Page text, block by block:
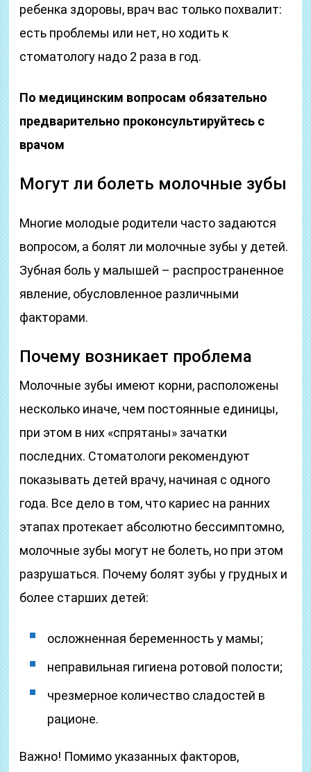
ребенка здоровы, врач вас только похвалит:
есть проблемы или нет, но ходить к
стоматологу надо 2 раза в год.
По медицинским вопросам обязательно
предварительно проконсультируйтесь с
врачом
Могут ли болеть молочные зубы
Многие молодые родители часто задаются
вопросом, а болят ли молочные зубы у детей.
Зубная боль у малышей – распространенное
явление, обусловленное различными
факторами.
Почему возникает проблема
Молочные зубы имеют корни, расположены
несколько иначе, чем постоянные единицы,
при этом в них «спрятаны» зачатки
последних. Стоматологи рекомендуют
показывать детей врачу, начиная с одного
года. Все дело в том, что кариес на ранних
этапах протекает абсолютно бессимптомно,
молочные зубы могут не болеть, но при этом
разрушаться. Почему болят зубы у грудных и
более старших детей:
осложненная беременность у мамы;
неправильная гигиена ротовой полости;
чрезмерное количество сладостей в
рационе.
Важно! Помимо указанных факторов,